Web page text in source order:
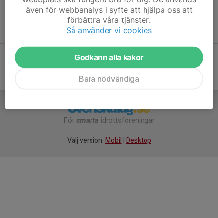
Kom träningsklädd med inneskor och ta med vattenflaska.
Klubba och glasögon finns att låna om du inte hunnit skaffa
egna ännu. Välkommen!
För smarta idrottsföreningar
Välj version: Mobil Desktop
även för webbanalys i syfte att hjälpa oss att
förbättra våra tjänster.
Så använder vi cookies
Godkänn alla kakor
Bara nödvändiga